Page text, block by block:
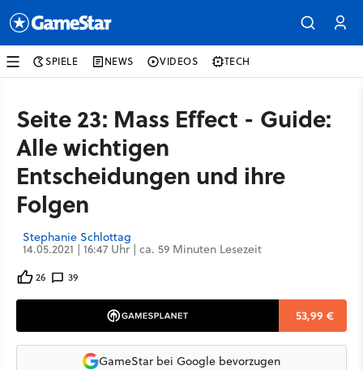
SPIELE NEWS VIDEOS TECH
Seite 23: Mass Effect - Guide:
Alle wichtigen
Entscheidungen und ihre
Folgen
Stephanie Schlottag
14.05.2021 | 16:47 Uhr | ca. 59 Minuten Lesezeit
26 39
53,99 €
GameStar bei Google bevorzugen